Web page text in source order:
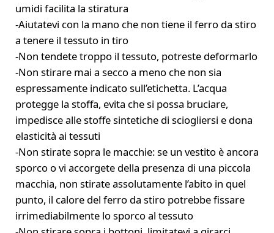
umidi facilita la stiratura
-Aiutatevi con la mano che non tiene il ferro da stiro
a tenere il tessuto in tiro
-Non tendete troppo il tessuto, potreste deformarlo
-Non stirare mai a secco a meno che non sia
espressamente indicato sull’etichetta. L’acqua
protegge la stoffa, evita che si possa bruciare,
impedisce alle stoffe sintetiche di sciogliersi e dona
elasticità ai tessuti
-Non stirate sopra le macchie: se un vestito è ancora
sporco o vi accorgete della presenza di una piccola
macchia, non stirate assolutamente l’abito in quel
punto, il calore del ferro da stiro potrebbe fissare
irrimediabilmente lo sporco al tessuto